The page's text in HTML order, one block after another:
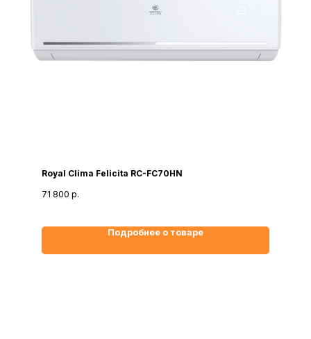
Royal Clima Felicita RC-FC70HN
71 800 р.
Подробнее о товаре